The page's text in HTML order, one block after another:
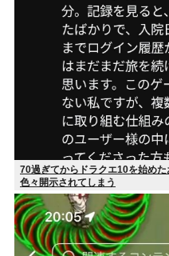
70過ぎてからドラクエ10を始め
色々開示されてしまう